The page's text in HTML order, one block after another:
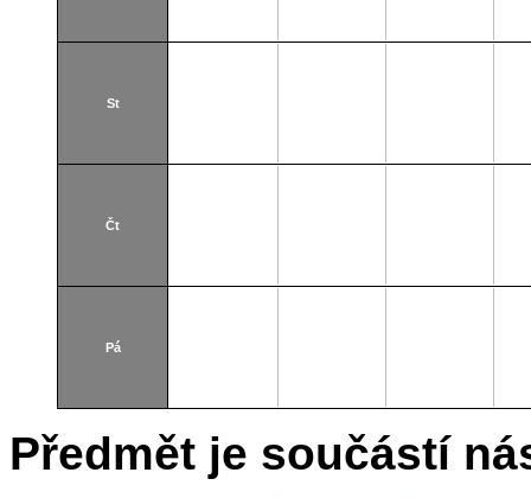
St
Čt
Pá
Předmět je součástí